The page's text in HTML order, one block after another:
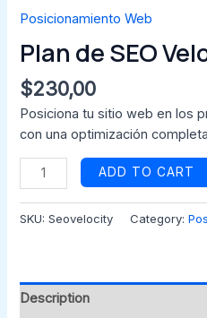
Posicionamiento Web
Plan de SEO
$230,00
Posiciona tu sitio web en los
con una optimización
ADD TO CART
SKU:Seovelocity Category:
Description